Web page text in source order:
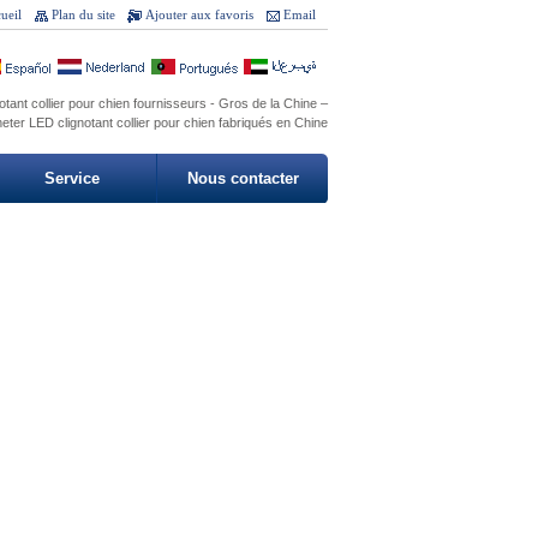
Email
Ajouter aux favoris
Plan du site
collier pour chien fournisseurs - Gros de la Chine –
LED clignotant collier pour chien fabriqués en Chine
Service Nous contacter